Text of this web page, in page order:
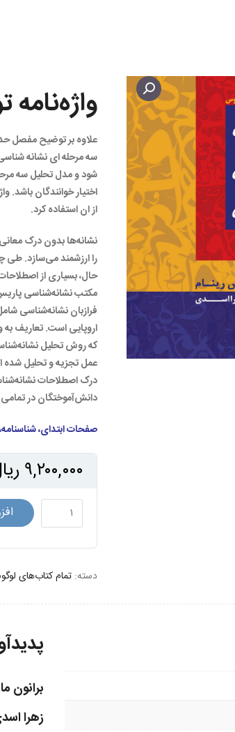
سه مرحله ای نشانه
شود و مدل تحلیل سه
اختیار خوانندگان باشد.
از ان استفاده کرد.
نشانه‌ها بدون درک
را ارزشمند می‌سازد. طی
حال، بسیاری از
مکتب نشانه‌شناسی
فرازبان نشانه‌شناسی
اروپایی است. تعاریف
که روش تحلیل
عمل تجزیه و تحلیل شده
درک اصطلاحات
دانش‌آموختگان در
صفحات ابتدای،
۹,۲۰۰,۰۰۰
واژه‌نامه
توصیفی
دسته: تمام کتاب‌های
برانون
زهرا